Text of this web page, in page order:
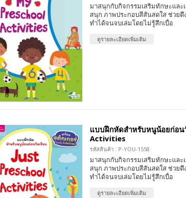
มาสนุกกับกิจกรรมเสริมทักษะแล
สนุก ภาพประกอบสีสันสดใส ช่วยดึ
ทำได้จนจบเล่มโดยไม่รู้สึกเบื่อ
ดูรายละเอียดเพิ่มเติม
แบบฝึกหัดสำหรับหนูน้อยก่อน
Activities
รหัสสินค้า : P-YOU-1558
มาสนุกกับกิจกรรมเสริมทักษะแล
สนุก ภาพประกอบสีสันสดใส ช่วยดึ
ทำได้จนจบเล่มโดยไม่รู้สึกเบื่อ
ดูรายละเอียดเพิ่มเติม